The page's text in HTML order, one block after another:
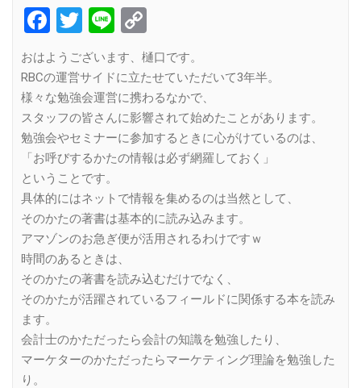
Facebook
Twitter
Line
Link
おはようございます、樋口です。
RBCの運営サイドに立たせていただいて3年半。
様々な勉強会運営に携わるなかで、
スタッフの皆さんに影響されて始めたことがあります。
勉強会やセミナーに参加するときに心がけているのは、
「お呼びするかたの情報は必ず網羅しておく」
ということです。
具体的にはネットで情報を集めるのは当然として、
そのかたの著書は基本的に読み込みます。
アマゾンのお急ぎ便が活用されるわけですｗ
時間のあるときは、
そのかたの著書を読み込むだけでなく、
そのかたが活躍されているフィールドに関係する本を読み
ます。
会計士のかただったら会計の知識を勉強したり、
マーケターのかただったらマーケティング理論を勉強した
り。